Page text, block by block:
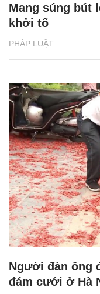
PHÁP LUẬT
Mang súng bút
khởi tố
Người đàn ông
đám cưới ở Hà